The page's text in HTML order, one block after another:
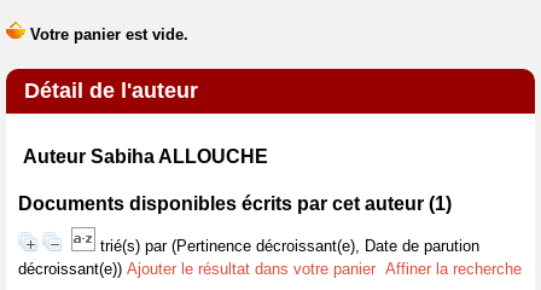
Détail de l'auteur
Auteur Sabiha ALLOUCHE
Documents disponibles écrits par cet auteur (1)
trié(s) par (Pertinence décroissant(e), Date de parution
décroissant(e)) Ajouter le résultat dans votre panier Affiner la recherche